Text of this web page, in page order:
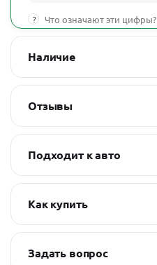
? Что означают эти цифры?
Наличие
Отзывы
Подходит к авто
Как купить
Задать вопрос